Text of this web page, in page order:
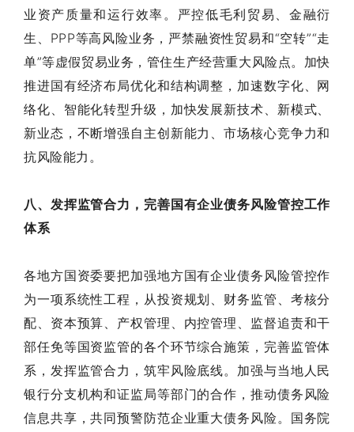
业资产质量和运行效率。严控低毛利贸易、金融衍
生、PPP等高风险业务，严禁融资性贸易和“空转”“走
单”等虚假贸易业务，管住生产经营重大风险点。加快
推进国有经济布局优化和结构调整，加速数字化、网
络化、智能化转型升级，加快发展新技术、新模式、
新业态，不断增强自主创新能力、市场核心竞争力和
抗风险能力。
八、发挥监管合力，完善国有企业债务风险管控工作
体系
各地方国资委要把加强地方国有企业债务风险管控作
为一项系统性工程，从投资规划、财务监管、考核分
配、资本预算、产权管理、内控管理、监督追责和干
部任免等国资监管的各个环节综合施策，完善监管体
系，发挥监管合力，筑牢风险底线。加强与当地人民
银行分支机构和证监局等部门的合作，推动债务风险
信息共享，共同预警防范企业重大债务风险。国务院